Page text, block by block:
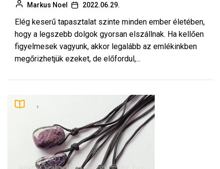
Markus Noel 2022.06.29.
Elég keserű tapasztalat szinte minden ember életében,
hogy a legszebb dolgok gyorsan elszállnak. Ha kellően
figyelmesek vagyunk, akkor legalább az emlékinkben
megőrizhetjük ezeket, de előfordul,...